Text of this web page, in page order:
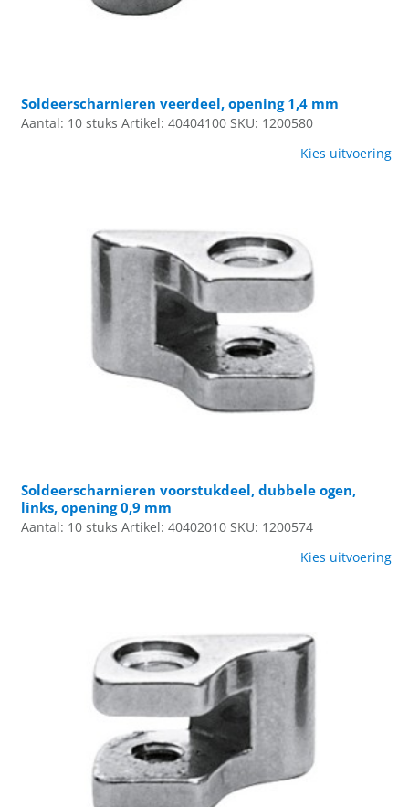
Soldeerscharnieren veerdeel, opening 1,4 mm
Aantal: 10 stuks Artikel: 40404100 SKU: 1200580
Kies uitvoering
Soldeerscharnieren voorstukdeel, dubbele ogen,
links, opening 0,9 mm
Aantal: 10 stuks Artikel: 40402010 SKU: 1200574
Kies uitvoering